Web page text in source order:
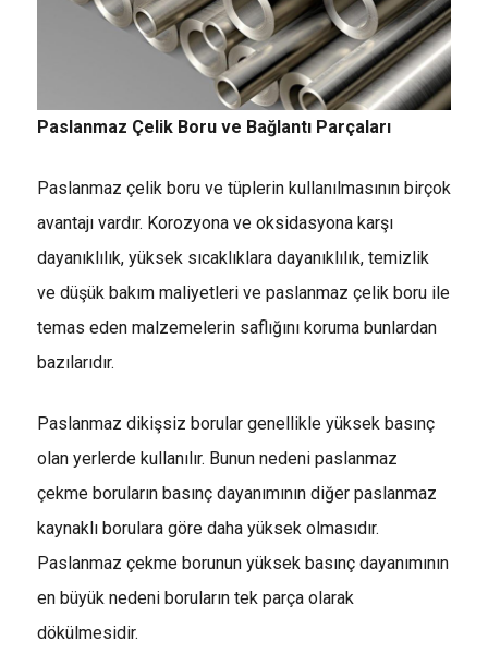
Paslanmaz Çelik Boru ve Bağlantı Parçaları
Paslanmaz çelik boru ve tüplerin kullanılmasının birçok
avantajı vardır. Korozyona ve oksidasyona karşı
dayanıklılık, yüksek sıcaklıklara dayanıklılık, temizlik
ve düşük bakım maliyetleri ve paslanmaz çelik boru ile
temas eden malzemelerin saflığını koruma bunlardan
bazılarıdır.
Paslanmaz dikişsiz borular genellikle yüksek basınç
olan yerlerde kullanılır. Bunun nedeni paslanmaz
çekme boruların basınç dayanımının diğer paslanmaz
kaynaklı borulara göre daha yüksek olmasıdır.
Paslanmaz çekme borunun yüksek basınç dayanımının
en büyük nedeni boruların tek parça olarak
dökülmesidir.